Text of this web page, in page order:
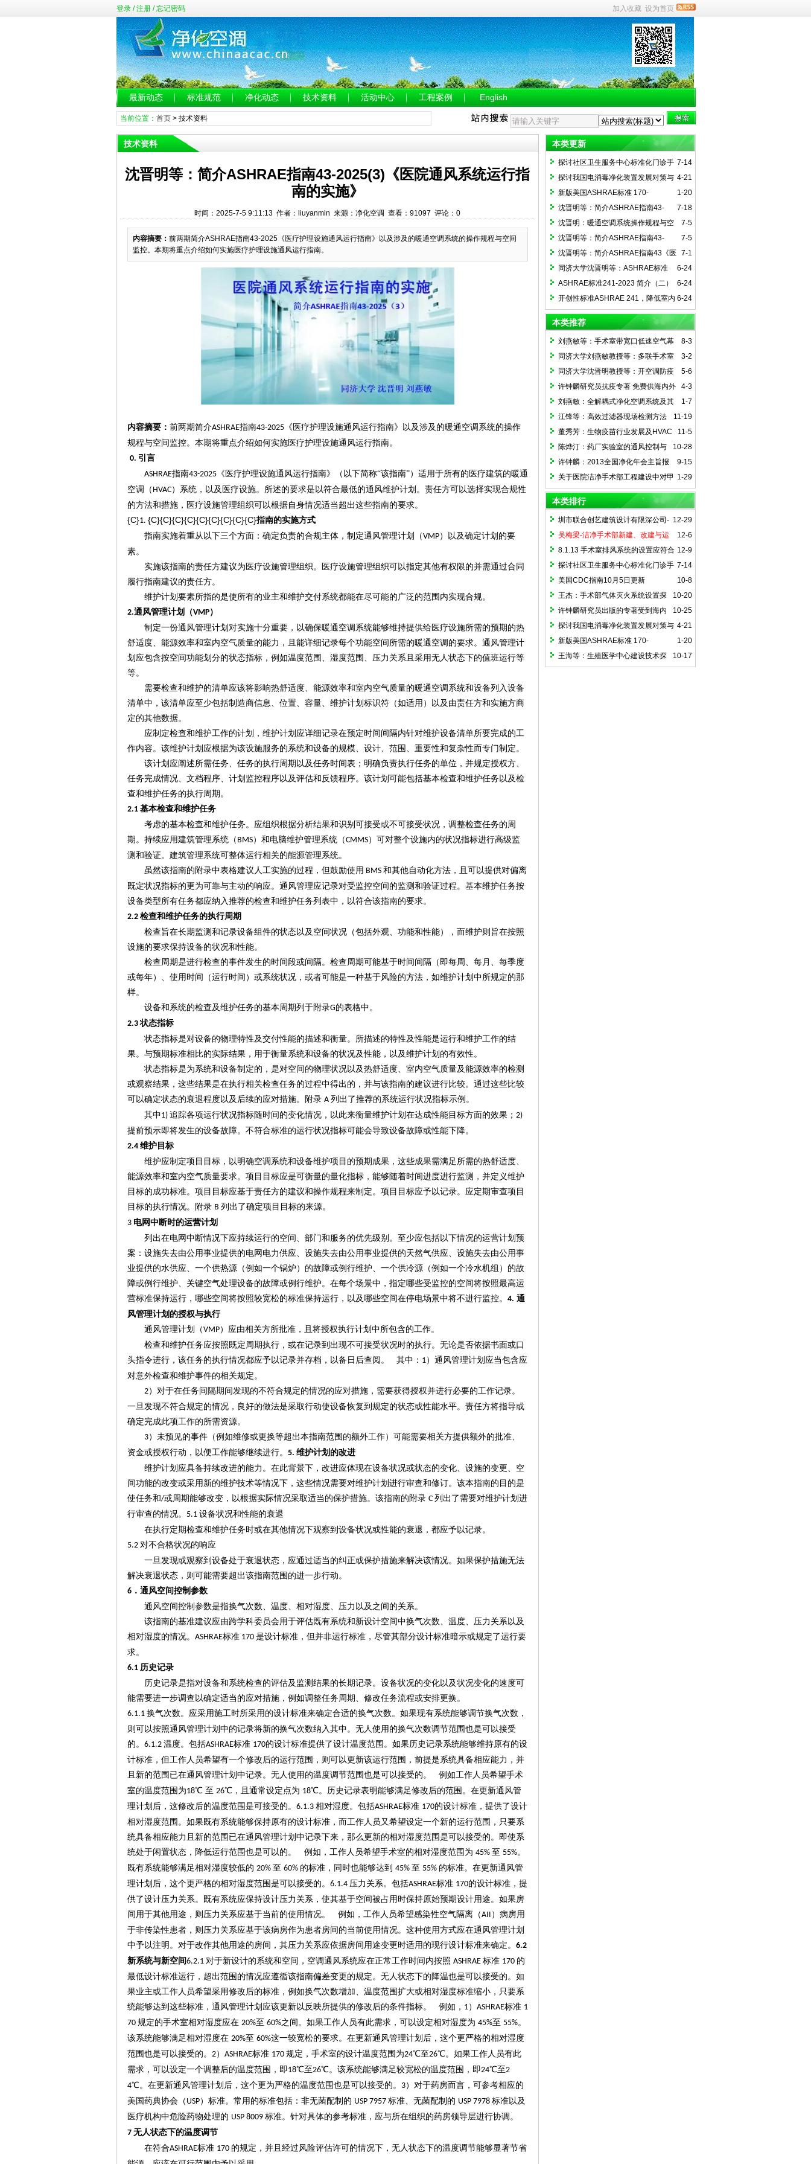
登录/注册/忘记密码 加入收藏 设为首页
最新动态 标准规范 净化动态 技术资料 活动中心 工程案例 English
当前位置： 首页> 技术资料
技术资料
沈晋明等：简介ASHRAE指南43-2025(3)《医院通风系统运行指
南的实施》
时间：2025-7-5 9:11:13 作者：liuyanmin 来源：净化空调 查看：91097 评论：0
内容摘要： 前两期简介ASHRAE指南43-2025《医疗护理设施通风运行指南》以及涉及的暖通空调系统的操作规程与空间
监控。本期将重点介绍如何实施医疗护理设施通风运行指南。
内容摘要： 前两期简介ASHRAE指南43-2025《 医疗护理设施通风运行指南》 以及涉及的暖通空调系统的操作
规程与空间监控。本期将重点介绍如何实施医疗护理设施通风运行指南。
0. 引言
ASHRAE指南43-2025《医疗护理设施通风运行指南》 （以下简称“该指南”） 适用于所有的医疗建筑的暖通
空调（ HVAC） 系统，以及医疗设施。所述的要求是以符合最低的通风维护计划。责任方可以选择实现合规性
的方法和措施，医疗设施管理组织可以根据自身情况适当超出这些指南的要求。
{C}1. {C}{C}{C}{C}{C}{C}{C}{C}{C}指南的实施方式
指南实施着重从以下三个方面： 确定负责的合规主体，制定通风管理计划（VMP）以及确定计划的要
素。
实施该指南的责任方建议为医疗设施管理组织。医疗设施管理组织可以指定其他有权限的并需通过合同
履行指南建议的责任方。
维护计划要素所指的是使所有的业主和维护交付系统都能在尽可能的广泛的范围内实现合规。
2.通风管理计划 （VMP）
制定一份通风管理计划对实施十分重要，以确保暖通空调系统能够维持提供给医疗设施所需的预期的热
舒适度、能源效率和室内空气质量的能力，且能详细记录每个功能空间所需的暖通空调的要求。 通风管理计
划 应包含按空间功能划分的状态指标，例如温度范围、湿度范围、压力关系且采用无人状态下的值班运行等
等。
需要检查和维护的清单应该将影响热舒适度、能源效率和室内空气质量的暖通空调系统和设备列入设备
清单中，该清单应至少包括制造商信息、位置、容量、维护计划标识符（如适用）以及由责任方和实施方商
定的其他数据。
应制定检查和维护工作的计划，维护计划应详细记录在预定时间间隔内针对维护设备清单所要完成的工
作内容。该维护计划应根据为该设施服务的系统和设备的规模、设计、范围、重要性和复杂性而专门制定。
该计划应阐述所需任务、任务的执行周期以及任务时间表；明确负责执行任务的单位，并规定授权方、
任务完成情况、文档程序、计划监控程序以及评估和反馈程序。该计划可能包括基本检查和维护任务以及检
查和维护任务的执行周期。
2.1 基本检查和维护任务
考虑的基本检查和维护任务。应组织根据分析结果和识别 可接受或不可接受状况，调整检查任务的周
期。持续应用建筑管理系统（ BMS）和电脑维护管理系统（CMMS）可对整个设施内的状况指标进行高级监
测和验证。 建筑管理系统可整体运行相关的能源管理系统。
虽然该指南的附录中表格建议人工实施的过程，但鼓励使用 BMS 和其他自动化方法，且可以提供对偏离
既定状况指标的更为可靠与主动的响应。通风管理应记录对受监控空间的监测和验证过程。 基本维护任务按
设备类型所有任务都应纳入推荐的检查和维护任务列表中，以符合该指南的要求。
2.2 检查和维护任务的执行周期
检查旨在长期监测和记录设备组件的状态以及空间状况（包括外观、功能和性能），而维护则旨在按照
设施的要求保持设备的状况和性能。
检查周期是进行检查的事件发生的时间段或间隔。检查周期可能基于时间间隔（即每周、每月、每季度
或每年）、使用时间（运行时间）或系统状况，或者可能是一种基于风险的方法，如维护计划中所规定的那
样。
设备和系统的检查及维护任务的基本周期列于附录G的表格中。
2.3状态指标
状态指标是对设备的物理特性及交付性能的描述和衡量。所描述的特性及性能是运行和维护工作的结
果。与预期标准相比的实际结果，用于衡量系统和设备的状况及性能，以及维护计划的有效性。
状态指标是为系统和设备制定的，是对空间的物理状况以及热舒适度、室内空气质量及能源效率的检测
或观察结果，这些结果是在执行相关检查任务的过程中得出的，并与该指南的建议进行比较。通过这些比较
可以确定状态的衰退程度以及后续的应对措施。附录 A 列出了推荐的系统运行状况指标示例。
其中1) 追踪各项运行状况指标随时间的变化情况，以此来衡量维护计划在达成性能目标方面的效果； 2)
提前预示即将发生的设备故障。不符合标准的运行状况指标可能会导致设备故障或性能下降。
2.4 维护目标
维护应制定项目目标，以明确空调系统和设备维护项目的预期成果，这些成果需满足所需的热舒适度、
能源效率和室内空气质量要求。项目目标应是可衡量的量化指标，能够随着时间进度进行监测，并定义维护
目标的成功标准。项目目标应基于责任方的建议和操作规程来制定。项目目标应予以记录。应定期审查项目
目标的执行情况。附录 B 列出了确定项目目标的来源。
3 电网中断时的运营计划
列出在电网中断情况下应持续运行的空间、部门和服务的优先级别。至少应包括以下情况的运营计划预
案：设施失去由公用事业提供的电网电力供应、设施失去由公用事业提供的天然气供应、设施失去由公用事
业提供的水供应、一个供热源（例如一个锅炉）的故障或例行维护、一个供冷源（例如一个冷水机组）的故
障或例行维护、关键空气处理设备的故障或例行维护。在每个场景中，指定哪些受监控的空间将按照最高运
营标准保持运行，哪些空间将按照较宽松的标准保持运行，以及哪些空间在停电场景中将不进行监控。 4. 通
风管理计划的授权与执行
通风管理计划（VMP）应由相关方所批准，且将授权执行计划中所包含的工作。
检查和维护任务应按照既定周期执行，或在记录到出现不可接受状况时的执行。无论是否依据书面或口
头指令进行，该任务的执行情况都应予以记录并存档，以备日后查阅。
其中： 1）通风管理计划应当包含应
对意外检查和维护事件的相关规定。
2）对于在任务间隔期间发现的不符合规定的情况的应对措施，需要获得授权并进行必要的工作记录。
一旦发现不符合规定的情况，良好的做法是采取行动使设备恢复到规定的状态或性能水平。责任方将指导或
确定完成此项工作的所需资源。
3）未预见的事件（例如维修或更换等超出本指南范围的额外工作）可能需要相关方提供额外的批准、
资金或授权行动，以便工作能够继续进行。 5. 维护计划的改进
维护计划应具备持续改进的能力。在此背景下，改进应体现在设备状况或状态的变化、设施的变更、空
间功能的改变或采用新的维护技术等情况下，这些情况需要对维护计划进行审查和修订。该本指南的目的是
使任务和/或周期能够改变，以根据实际情况采取适当的保护措施。 该指南的 附录 C 列出了需要对维护计划进
行审查的情况。 5.1 设备状况和性能的衰退
在执行定期检查和维护任务时或在其他情况下观察到设备状况或性能的衰退，都应予以记录。
5.2 对不合格状况的响应
一旦发现或观察到设备处于衰退状态，应通过适当的纠正或保护措施来解决该情况。如果保护措施无法
解决衰退状态，则可能需要超出该指南范围的进一步行动。
6．通风空间控制参数
通风空间控制参数是指换气次数、温度、相对湿度、压力 以及 之间的关系。
该指南的基准建议应由跨学科委员会用于评估既有系统和新设计空间中换气次数、温度、压力关系以及
相对湿度的情况。 ASHRAE标准170 是设计标准，但并非运行标准，尽管其部分设计标准暗示或规定了运行要
求。
6.1 历史记录
历史记录是指对设备和系统检查的评估及监测结果的长期记录。设备状况的变化以及状况变化的速度可
能需要进一步调查以确定适当的应对措施，例如调整任务周期、修改任务流程或安排更换。
6.1.1 换气次数。应采用施工时所采用的设计标准来确定合适的换气次数。如果现有系统能够调节换气次数，
则可以按照通风管理计划中的记录将新的换气次数纳入其中。无人使用的换气次数调节范围也是可以接受
的。 6.1.2 温度。包括ASHRAE标准 170的设计标准提供了设计温度范围。如果历史记录系统能够维持原有的设
计标准，但工作人员希望有一个修改后的运行范围，则可以更新该运行范围，前提是系统具备相应能力，并
且新的范围已在通风管理计划中记录。无人使用的温度调节范围也是可以接受的。
例如工作人员希望手术
室的温度范围为18℃ 至 26℃，且通常设定点为 18℃。历史记录表明能够满足修改后的范围。在更新通风管
理计划后，这修改后的温度范围是可接受的。 6.1.3 相对湿度。包括ASHRAE标准 170的设计标准，提供了设计
相对湿度范围。如果既有系统能够保持原有的设计标准，而工作人员又希望设定一个新的运行范围，只要系
统具备相应能力且新的范围已在通风管理计划中记录下来，那么更新的相对湿度范围是可以接受的。即使系
统处于闲置状态，降低运行范围也是可以的。
例如，工作人员希望手术室的相对湿度范围为 45% 至 55%。
既有系统能够满足相对湿度较低的 20% 至 60% 的标准，同时也能够达到 45% 至 55% 的标准。在更新通风管
理计划后，这个更严格的相对湿度范围是可以接受的。 6.1.4 压力关系。包括ASHRAE标准 170的设计标准，提
供了设计压力关系。既有系统应保持设计压力关系，使其基于空间被占用时保持原始预期设计用途。如果房
间用于其他用途，则压力关系应基于当前的使用情况。
例如，工作人员希望感染性空气隔离（AII ）病房用
于非传染性患者，则压力关系应基于该病房作为患者房间的当前使用情况。这种使用方式应在通风管理计划
中予以注明。对于改作其他用途的房间，其压力关系应依据房间用途变更时适用的现行设计标准来确定。 6.2
新系统与新空间6.2.1 对于新设计的系统和空间，空调通风系统应在正常工作时间内按照 ASHRAE 标准 170 的
最低设计标准运行，超出范围的情况应遵循该指南偏差变更的规定。无人状态下的降温也是可以接受的。如
果业主或工作人员希望采用修改后的标准，例如换气次数增加、温度范围扩大或相对湿度标准缩小，只要系
统能够达到这些标准，通风管理计划应该更新以反映所提供的修改后的条件指标。
例如， 1） ASHRAE标准 1
70 规定的手术室相对湿度应在 20%至 60%之间。如果工作人员有此需求，可以设定相对湿度为 45%至 55%。
该系统能够满足相对湿度在 20%至 60%这一较宽松的要求。在更新通风管理计划后，这个更严格的相对湿度
范围也是可以接受的。 2） ASHRAE标准 170 规定，手术室的设计温度范围为24℃至26℃。如果工作人员有此
需求，可以设定一个调整后的温度范围，即18℃至26℃。该系统能够满足较宽松的温度范围，即24℃至2
4℃。在更新通风管理计划后，这个更为严格的温度范围也是可以接受的。 3）对于药房而言，可参考相应的
美国药典协会（ USP）标准。常用的标准包括：非无菌配制的 USP 7957 标准、无菌配制的 USP 7978 标准以及
医疗机构中危险药物处理的 USP 8009 标准。针对具体的参考标准，应与所在组织的药房领导层进行协调。
7 无人状态下的温度调节
在符合ASHRAE标准 170 的规定，并且经过风险评估许可的情况下，无人状态下的温度调节能够显著节省
本类更新
7-14
探讨社区卫生服务中心标准化门诊手
术室建设（一）
4-21
探讨我国电消毒净化装置发展对策与
国际接轨路径
1-20
新版美国ASHRAE标准 170-
2025《医疗护理设施通风》简介
7-18
沈晋明等：简介ASHRAE指南43-
2025(4)医院通风运行指南附录解读
7-5
沈晋明：暖通空调系统操作规程与空
间监控简介ASHRAE指南43-2025（2）7-5
沈晋明等：简介ASHRAE指南43-
2025(3)《医院通风系统运行指南的实
施》
7-1
沈晋明等：简介ASHRAE指南43《医
疗护理设施通风运行指南》
6-24
同济大学沈晋明等：ASHRAE标准
241-2023 简介（三） ——传染风险管理
模式（下）
6-24
ASHRAE标准241-2023 简介（二）
——传染风险管理模式（上）
6-24
开创性标准ASHRAE 241，降低室内
传染性气溶胶传播风险
本类推荐
8-3
刘燕敏等：手术室带宽口低速空气幕
的异温异速送风系统
3-2
同济大学刘燕敏教授等：多联手术室
的研发与实施
5-6
同济大学沈晋明教授等：开空调防疫
常态化
4-3
许钟麟研究员抗疫专著 免费供海内外
在线阅读
1-7
刘燕敏：全解耦式净化空调系统及其
应用
11-19
江锋等：高效过滤器现场检测方法
简述及专题研究
11-5
董秀芳：生物疫苗行业发展及HVAC
设计对策
10-28
陈烨汀：药厂实验室的通风控制与
安全节能对策
9-15
许钟麟：2013全国净化年会主旨报
告--我国空气净化技术的新发展、新技
术、新理念
1-29
关于医院洁净手术部工程建设中对甲
方/设计方的几点建议
本类排行
12-29
圳市联合创艺建筑设计有限深公司-
骆艳：洁净手术室湿度优先控制设计方法
探讨
12-6
吴梅梁-洁净手术部新建、改建与运
行管理
12-9
8.1.13 手术室排风系统的设置应符合
下列要求
7-14
探讨社区卫生服务中心标准化门诊手
术室建设（一）
10-8
美国CDC指南10月5日更新
10-20
王杰：手术部气体灭火系统设置探
讨
10-25
许钟麟研究员出版的专著受到海内
外读者的广泛关注
4-21
探讨我国电消毒净化装置发展对策与
国际接轨路径
1-20
新版美国ASHRAE标准 170-
2025《医疗护理设施通风》简介
10-17
王海等：生殖医学中心建设技术探